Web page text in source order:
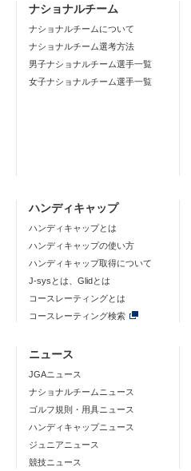
ナショナルチーム
ナショナルチームについて
ナショナルチーム選考方法
男子ナショナルチーム選手一覧
女子ナショナルチーム選手一覧
ハンディキャップ
ハンディキャップとは
ハンディキャップの使い方
ハンディキャップ取得について
J-sysとは、Glidとは
コースレーティングとは
コースレーティング検索
ニュース
JGAニュース
ナショナルチームニュース
ゴルフ規則・用具ニュース
ハンディキャップニュース
ジュニアニュース
競技ニュース